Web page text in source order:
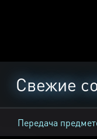
Свежие
Передача